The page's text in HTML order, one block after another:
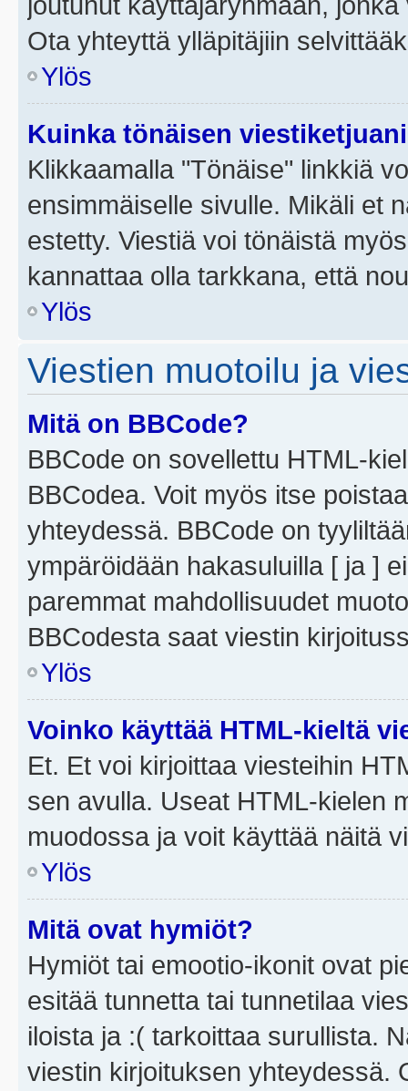
Ota yhteyttä ylläpitäjiin
Ylös
Kuinka tönäisen
Klikkaamalla "Tönäise" linkkiä
ensimmäiselle sivulle. Mikäli et
estetty. Viestiä voi tönäistä
kannattaa olla tarkkana, että
Ylös
Viestien muotoilu ja
Mitä on BBCode?
BBCode on sovellettu HTML-
BBCodea. Voit myös itse
yhteydessä. BBCode on
ympäröidään hakasuluilla [ ja ]
paremmat mahdollisuudet
BBCodesta saat viestin
Ylös
Voinko käyttää HTML-kieltä
Et. Et voi kirjoittaa viesteihin
sen avulla. Useat HTML-kielen
muodossa ja voit käyttää näitä
Ylös
Mitä ovat hymiöt?
Hymiöt tai emootio-ikonit ovat
esitää tunnetta tai tunnetilaa
iloista ja :( tarkoittaa surullista.
viestin kirjoituksen yhteydessä.